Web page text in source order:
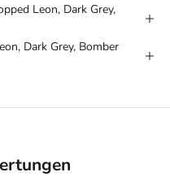
Leon, Dark Grey,
Dark Grey, Bomber